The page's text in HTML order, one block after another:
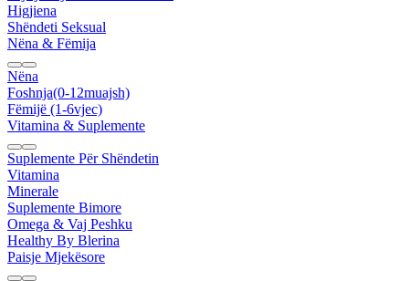
Higjiena
Shëndeti Seksual
Nëna & Fëmija
Nëna
Foshnja(0-12muajsh)
Fëmijë (1-6vjec)
Vitamina & Suplemente
Suplemente Për Shëndetin
Vitamina
Minerale
Suplemente Bimore
Omega & Vaj Peshku
Healthy By Blerina
Paisje Mjekësore